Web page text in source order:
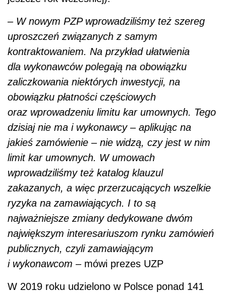
jakieś zamówienie – nie widzą, czy jest w nim
limit kar umownych. W umowach
wprowadziliśmy też katalog klauzul
zakazanych, a więc przerzucających wszelkie
ryzyka na zamawiających. I to są
najważniejsze zmiany dedykowane dwóm
największym interesariuszom rynku zamówień
publicznych, czyli zamawiającym
i wykonawcom – mówi prezes UZP
W 2019 roku udzielono w Polsce ponad 141
tys. zamówień publicznych (wobec 143,9 rok
wcześniej) o wartości 198,9 mld zł (wobec
202,1 mld zł rok wcześniej), co stanowiło ok.
8,75 proc. krajowego PKB – wynika ze
sprawozdania Prezesa Urzędu Zamówień
Publicznych za ubiegły rok. Wartość rynku
zamówień publicznych wyniosła ok. 289,8 mld
zł (wobec ok. 307,2 mld zł w 2018 roku). Blisko
89 proc. zamówień udzielono w trybie